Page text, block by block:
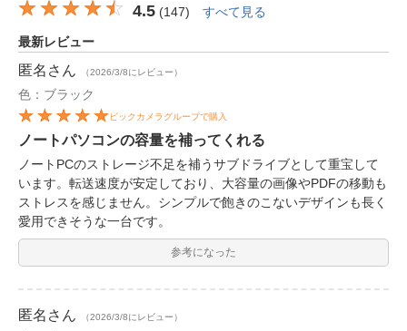
4.5 (147) すべて見る
最新レビュー
匿名 さん （2026/3/8にレビュー）
色：ブラック
ビックカメラグループで購入
ノートパソコンの容量を補ってくれる
ノートPCのストレージ不足を補うサブドライブとして重宝して
います。転送速度が安定しており、大容量の画像やPDFの移動も
ストレスを感じません。シンプルで飽きのこないデザインも長く
愛用できそうな一台です。
参考になった
匿名 さん （2026/3/8にレビュー）